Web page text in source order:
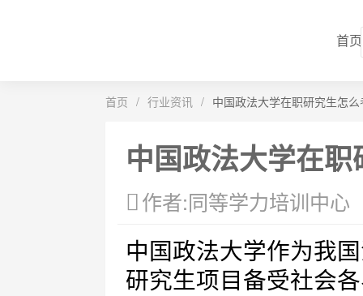
首页
首页 / 行业资讯 / 中国政法大学在职研究生怎么
中国政法大学在
作者:同等学力培训中心
中国政法大学作为我
研究生项目备受社会